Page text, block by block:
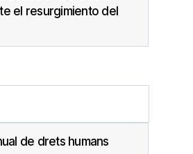
el resurgimiento del
de drets humans